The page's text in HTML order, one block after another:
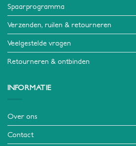
Spaarprogramma
Verzenden, ruilen & retourneren
Veelgestelde vragen
Retourneren & ontbinden
INFORMATIE
Over ons
Contact